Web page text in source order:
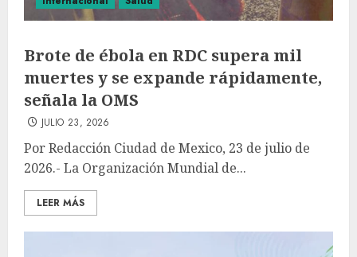
Brote de ébola en RDC supera mil
muertes y se expande rápidamente,
señala la OMS
JULIO 23, 2026
Por Redacción Ciudad de Mexico, 23 de julio de
2026.- La Organización Mundial de...
LEER MÁS